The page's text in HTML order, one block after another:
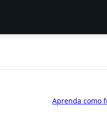
Aprenda como